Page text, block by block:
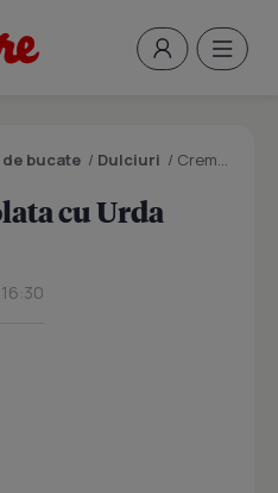
bucate / Dulciuri / Crema de Ciocolata cu Urda
cu Urda